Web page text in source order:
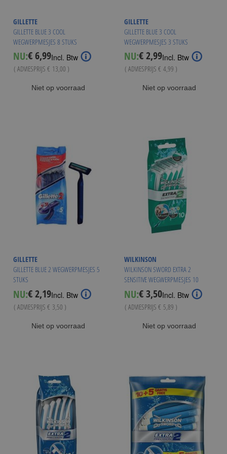
GILLETTE
GILLETTE BLUE 3 COOL
WEGWERPMESJES 8 STUKS
NU:Special
Price
€ 6,99Incl. Btw
( ADVIESPRIJS € 13,00 )
Niet op voorraad
GILLETTE
GILLETTE BLUE 3 COOL
WEGWERPMESJES 3 STUKS
NU:Special
Price
€ 2,99Incl. Btw
( ADVIESPRIJS € 4,99 )
Niet op voorraad
GILLETTE
GILLETTE BLUE 2 WEGWERPMESJES 5
STUKS
NU:Special
Price
€ 2,19Incl. Btw
( ADVIESPRIJS € 3,50 )
Niet op voorraad
WILKINSON
WILKINSON SWORD EXTRA 2
SENSITIVE WEGWERPMESJES 10
STUKS
NU:Special
Price
€ 3,50Incl. Btw
( ADVIESPRIJS € 5,89 )
Niet op voorraad